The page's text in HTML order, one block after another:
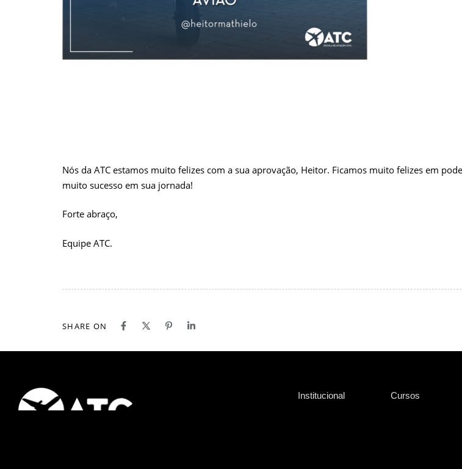
Nós da ATC estamos muito felizes com a sua aprovação, Heitor. Ficamos muito felizes em
muito sucesso em sua jornada!
Forte abraço,
Equipe ATC.
SHARE ON
Institucional
Cursos